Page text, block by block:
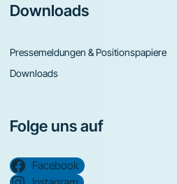
Downloads
Pressemeldungen & Positionspapiere
Downloads
Folge uns auf
Facebook